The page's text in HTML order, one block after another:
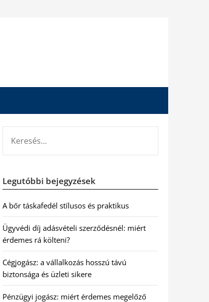
Legutóbbi bejegyzések
A bőr táskafedél stílusos és praktikus
Ügyvédi díj adásvételi szerződésnél: miért
érdemes rá költeni?
Cégjogász: a vállalkozás hosszú távú
biztonsága és üzleti sikere
Pénzügyi jogász: miért érdemes megelőző